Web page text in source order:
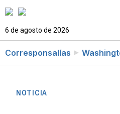
6 de agosto de 2026
Corresponsalías
NOTICIA